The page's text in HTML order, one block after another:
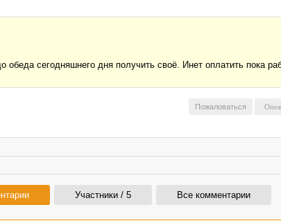
сегодняшнего дня получить своё. Инет оплатить пока
Пожаловаться
Участники / 5 Все комментарии